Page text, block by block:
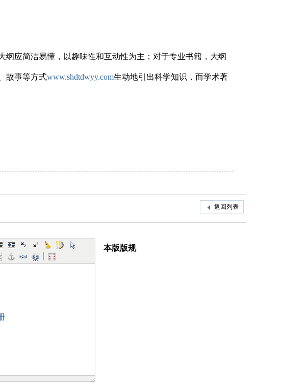
应简洁易懂，以趣味性和互动性为主；对于专业书籍，大纲
故事等方式www.shdtdwyy.com生动地引出科学知识，而学术著
返回列表
本版版规